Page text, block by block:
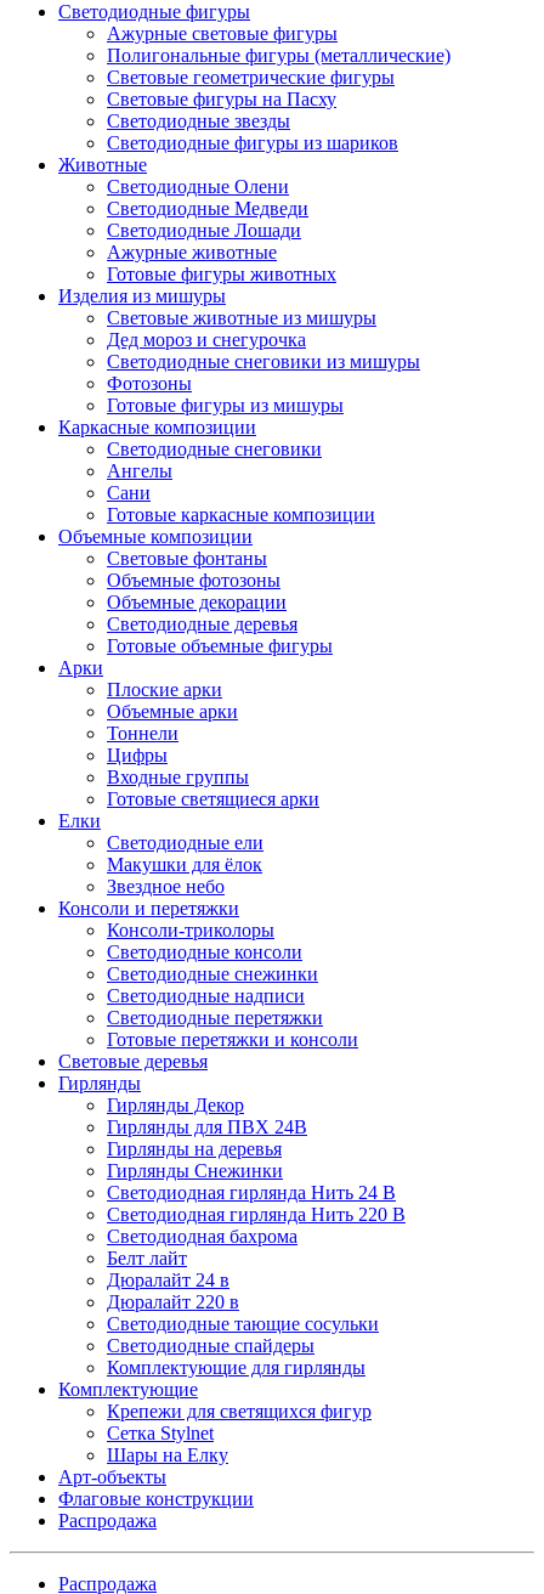
Светодиодные фигуры
Ажурные световые фигуры
Полигональные фигуры (металлические)
Световые геометрические фигуры
Световые фигуры на Пасху
Светодиодные звезды
Светодиодные фигуры из шариков
Животные
Светодиодные Олени
Светодиодные Медведи
Светодиодные Лошади
Ажурные животные
Готовые фигуры животных
Изделия из мишуры
Световые животные из мишуры
Дед мороз и снегурочка
Светодиодные снеговики из мишуры
Фотозоны
Готовые фигуры из мишуры
Каркасные композиции
Светодиодные снеговики
Ангелы
Сани
Готовые каркасные композиции
Объемные композиции
Световые фонтаны
Объемные фотозоны
Объемные декорации
Светодиодные деревья
Готовые объемные фигуры
Арки
Плоские арки
Объемные арки
Тоннели
Цифры
Входные группы
Готовые светящиеся арки
Елки
Светодиодные ели
Макушки для ёлок
Звездное небо
Консоли и перетяжки
Консоли-триколоры
Светодиодные консоли
Светодиодные снежинки
Светодиодные надписи
Светодиодные перетяжки
Готовые перетяжки и консоли
Световые деревья
Гирлянды
Гирлянды Декор
Гирлянды для ПВХ 24В
Гирлянды на деревья
Гирлянды Снежинки
Светодиодная гирлянда Нить 24 В
Светодиодная гирлянда Нить 220 В
Светодиодная бахрома
Белт лайт
Дюралайт 24 в
Дюралайт 220 в
Светодиодные тающие сосульки
Светодиодные спайдеры
Комплектующие для гирлянды
Комплектующие
Крепежи для светящихся фигур
Сетка Stylnet
Шары на Елку
Арт-объекты
Флаговые конструкции
Распродажа
Распродажа